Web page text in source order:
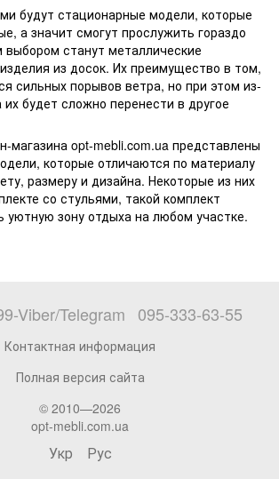
будут стационарные модели, которые
а значит смогут прослужить гораздо
станут металлические
из досок. Их преимущество в том,
сильных порывов ветра, но при этом из-
будет сложно перенести в другое
магазина opt-mebli.com.ua представлены
которые отличаются по материалу
размеру и дизайна. Некоторые из них
со стульями, такой комплект
уютную зону отдыха на любом участке.
Viber/Telegram 095-333-63-55
Контактная информация
Полная версия сайта
© 2010—2026
opt-mebli.com.ua
Укр Рус